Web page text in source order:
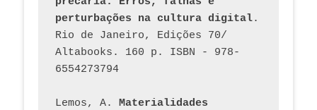
perturbações na cultura digital.
Rio de Janeiro, Edições 70/
Altabooks. 160 p. ISBN - 978-
6554273794
Lemos, A. Materialidades